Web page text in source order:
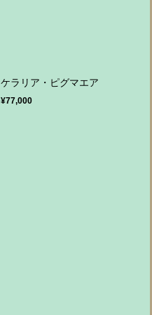
ケラリア・ピグマエア
¥77,000